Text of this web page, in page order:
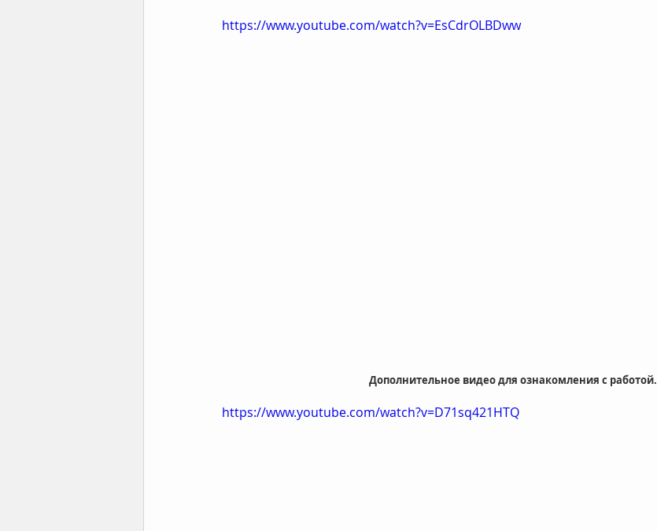
https://www.youtube.com/watch?v=EsCdrOLBDww
Дополнительное видео для ознакомления с работой.
https://www.youtube.com/watch?v=D71sq421HTQ